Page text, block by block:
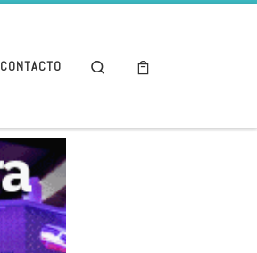
CONTACTO Search